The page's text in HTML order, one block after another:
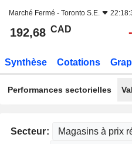
Marché Fermé - Toronto S.E.
192,68 CAD
Synthèse Cotations
Performances sectorielles
Secteur: